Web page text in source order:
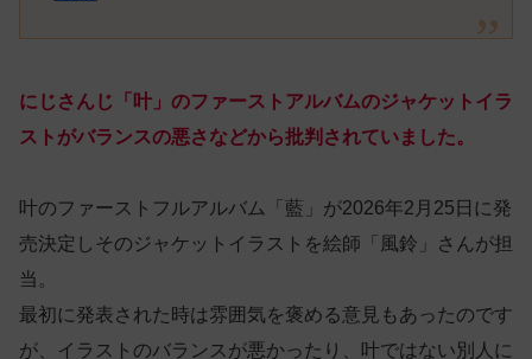
にじさんじ「叶」のファーストアルバムのジャケットイラ
ストがバランスの悪さなどから批判されていました。
叶のファーストフルアルバム「藍」が2026年2月25日に発
売決定しそのジャケットイラストを絵師「風鈴」さんが担
当。
最初に発表された時は雰囲気を褒める意見もあったのです
が、イラストのバランスが悪かったり、叶ではない別人に